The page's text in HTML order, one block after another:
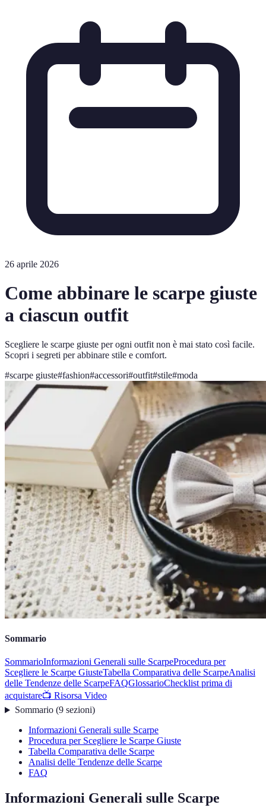
26 aprile 2026
Come abbinare le scarpe giuste
a ciascun outfit
Scegliere le scarpe giuste per ogni outfit non è mai stato così facile.
Scopri i segreti per abbinare stile e comfort.
#scarpe giuste#fashion#accessori#outfit#stile#moda
Sommario
SommarioInformazioni Generali sulle ScarpeProcedura per
Scegliere le Scarpe GiusteTabella Comparativa delle ScarpeAnalisi
delle Tendenze delle ScarpeFAQGlossarioChecklist prima di
acquistare📺 Risorsa Video
Sommario(9 sezioni)
Informazioni Generali sulle Scarpe
Procedura per Scegliere le Scarpe Giuste
Tabella Comparativa delle Scarpe
Analisi delle Tendenze delle Scarpe
FAQ
Informazioni Generali sulle Scarpe